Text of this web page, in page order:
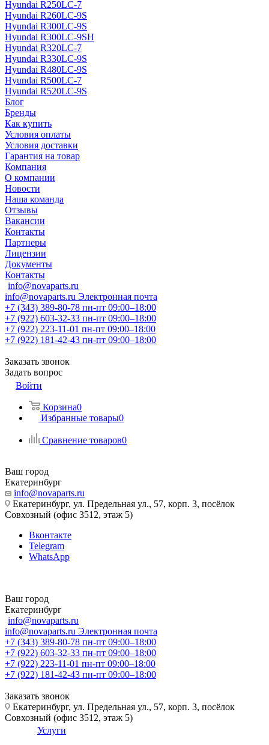
Hyundai R250LC-7
Hyundai R260LC-9S
Hyundai R300LC-9S
Hyundai R300LC-9SH
Hyundai R320LC-7
Hyundai R330LC-9S
Hyundai R480LC-9S
Hyundai R500LC-7
Hyundai R520LC-9S
Блог
Бренды
Как купить
Условия оплаты
Условия доставки
Гарантия на товар
Компания
О компании
Новости
Наша команда
Отзывы
Вакансии
Контакты
Партнеры
Лицензии
Документы
Контакты
info@novaparts.ru
info@novaparts.ru Электронная почта
+7 (343) 389-80-78 пн-пт 09:00–18:00
+7 (922) 603-32-33 пн-пт 09:00–18:00
+7 (922) 223-11-01 пн-пт 09:00–18:00
+7 (922) 181-42-43 пн-пт 09:00–18:00
Заказать звонок
Задать вопрос
Войти
Корзина0
Избранные товары0
Сравнение товаров0
Ваш город
Екатеринбург
info@novaparts.ru
Екатеринбург, ул. Предельная ул., 57, корп. 3, посёлок
Совхозный (офис 3512, этаж 5)
Вконтакте
Telegram
WhatsApp
Ваш город
Екатеринбург
info@novaparts.ru
info@novaparts.ru Электронная почта
+7 (343) 389-80-78 пн-пт 09:00–18:00
+7 (922) 603-32-33 пн-пт 09:00–18:00
+7 (922) 223-11-01 пн-пт 09:00–18:00
+7 (922) 181-42-43 пн-пт 09:00–18:00
Заказать звонок
Екатеринбург, ул. Предельная ул., 57, корп. 3, посёлок
Совхозный (офис 3512, этаж 5)
Услуги